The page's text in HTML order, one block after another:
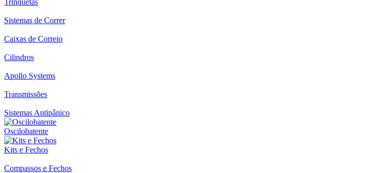
Sistemas de Correr
Caixas de Correio
Cilindros
Apollo Systems
Transmissões
Sistemas Antipânico
Oscilobatente
Kits e Fechos
Compassos e Fechos